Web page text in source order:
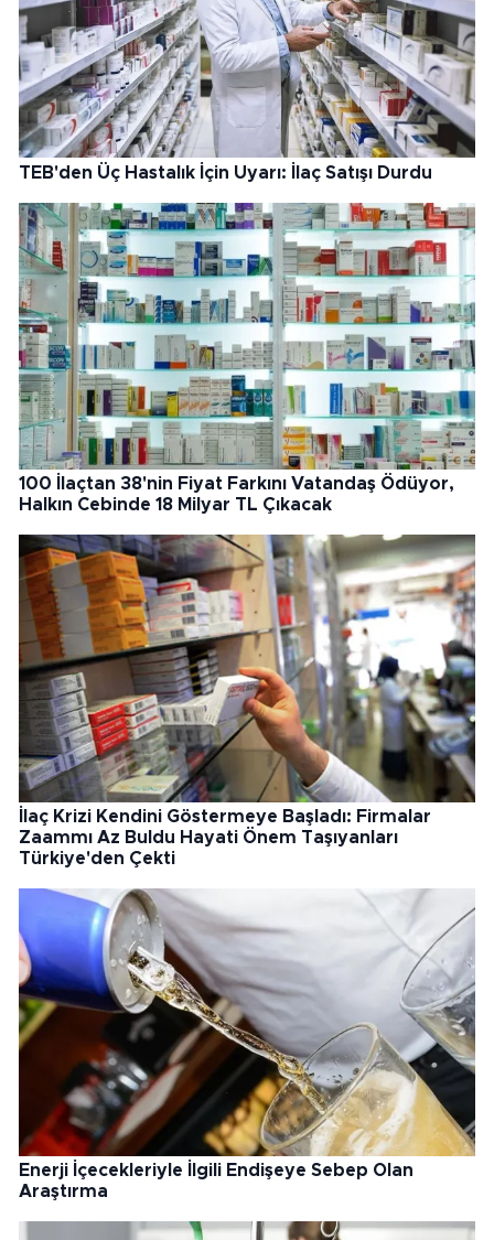
TEB'den Üç Hastalık İçin Uyarı: İlaç Satışı Durdu
100 İlaçtan 38'nin Fiyat Farkını Vatandaş Ödüyor,
Halkın Cebinde 18 Milyar TL Çıkacak
İlaç Krizi Kendini Göstermeye Başladı: Firmalar
Zaammı Az Buldu Hayati Önem Taşıyanları
Türkiye'den Çekti
Enerji İçecekleriyle İlgili Endişeye Sebep Olan
Araştırma